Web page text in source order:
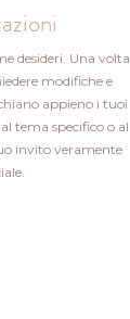
desideri. Una volta
modifiche e
appieno i tuoi
tema specifico o al
invito veramente